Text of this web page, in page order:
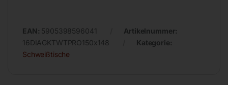
EAN: 5905398596041
Artikelnummer:
16DIAGKTWTPRO150x148
Kategorie:
Schweißtische